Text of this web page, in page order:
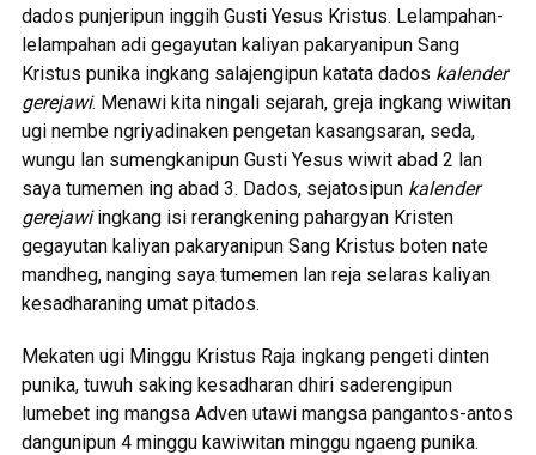
dados punjeripun inggih Gusti Yesus Kristus. Lelampahan-
lelampahan adi gegayutan kaliyan pakaryanipun Sang
Kristus punika ingkang salajengipun katata dados kalender
gerejawi. Menawi kita ningali sejarah, greja ingkang wiwitan
ugi nembe ngriyadinaken pengetan kasangsaran, seda,
wungu lan sumengkanipun Gusti Yesus wiwit abad 2 lan
saya tumemen ing abad 3. Dados, sejatosipun kalender
gerejawiingkang isi rerangkening pahargyan Kristen
gegayutan kaliyan pakaryanipun Sang Kristus boten nate
mandheg, nanging saya tumemen lan reja selaras kaliyan
kesadharaning umat pitados.
Mekaten ugi Minggu Kristus Raja ingkang pengeti dinten
punika, tuwuh saking kesadharan dhiri saderengipun
lumebet ing mangsa Adven utawi mangsa pangantos-antos
dangunipun 4 minggu kawiwitan minggu ngaeng punika.